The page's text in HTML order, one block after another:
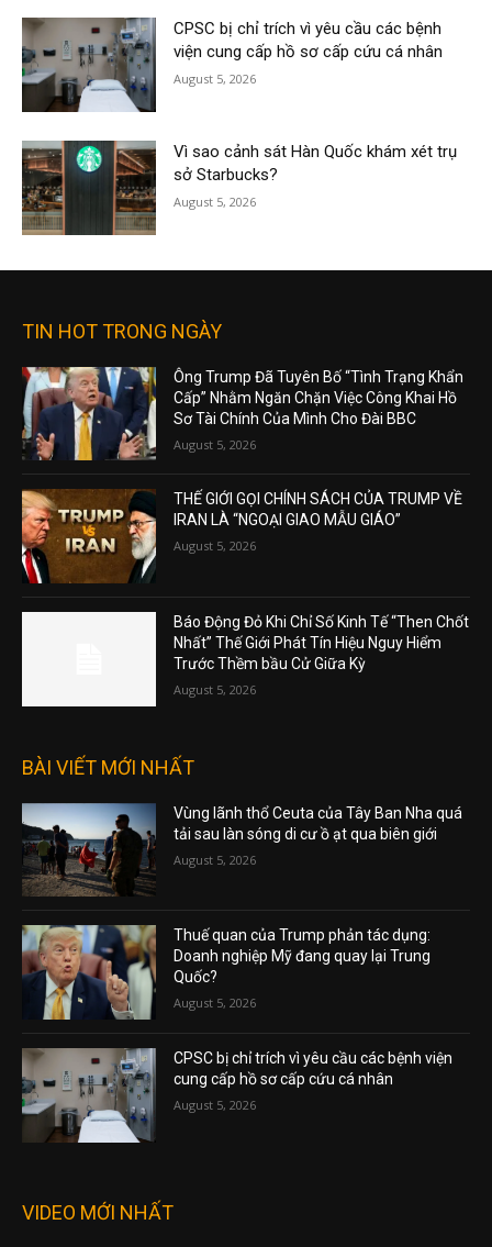
CPSC bị chỉ trích vì yêu cầu các bệnh
viện cung cấp hồ sơ cấp cứu cá nhân
August 5, 2026
Vì sao cảnh sát Hàn Quốc khám xét trụ
sở Starbucks?
August 5, 2026
TIN HOT TRONG NGÀY
Ông Trump Đã Tuyên Bố “Tình Trạng Khẩn
Cấp” Nhằm Ngăn Chặn Việc Công Khai Hồ
Sơ Tài Chính Của Mình Cho Đài BBC
August 5, 2026
THẾ GIỚI GỌI CHÍNH SÁCH CỦA TRUMP VỀ
IRAN LÀ “NGOẠI GIAO MẪU GIÁO”
August 5, 2026
Báo Động Đỏ Khi Chỉ Số Kinh Tế “Then Chốt
Nhất” Thế Giới Phát Tín Hiệu Nguy Hiểm
Trước Thềm bầu Cử Giữa Kỳ
August 5, 2026
BÀI VIẾT MỚI NHẤT
Vùng lãnh thổ Ceuta của Tây Ban Nha quá
tải sau làn sóng di cư ồ ạt qua biên giới
August 5, 2026
Thuế quan của Trump phản tác dụng:
Doanh nghiệp Mỹ đang quay lại Trung
Quốc?
August 5, 2026
CPSC bị chỉ trích vì yêu cầu các bệnh viện
cung cấp hồ sơ cấp cứu cá nhân
August 5, 2026
VIDEO MỚI NHẤT